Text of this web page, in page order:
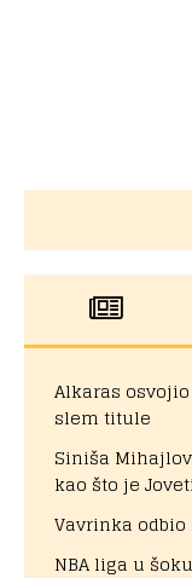
Alkaras
slem titule
Siniša
kao što je
Vavrinka
NBA liga u